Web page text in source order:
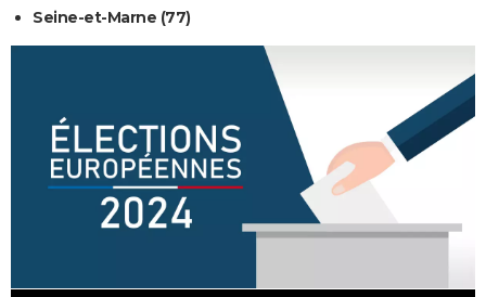
Seine-et-Marne (77)